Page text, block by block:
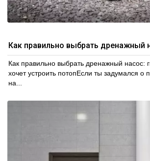
Как правильно выбрать дренажный
Как правильно выбрать дренажный насос:
хочет устроить потопЕсли ты задумался о
на...